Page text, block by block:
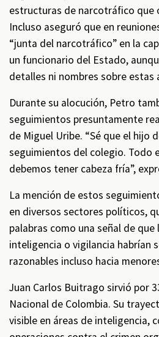
estructuras de narcotráfico que
Incluso aseguró que en
“junta del narcotráfico” en la
un funcionario del Estado,
detalles ni nombres sobre estas
Durante su alocución, Petro
seguimientos presuntamente
de Miguel Uribe. “Sé que el hijo
seguimientos del colegio. Todo
debemos tener cabeza fría”,
La mención de estos
en diversos sectores políticos,
palabras como una señal de que
inteligencia o vigilancia habrían
razonables incluso hacia
Juan Carlos Buitrago sirvió por
Nacional de Colombia. Su
visible en áreas de inteligencia,